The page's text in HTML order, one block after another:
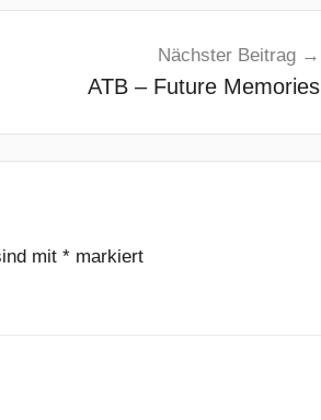
Nächster Beitrag
ATB – Future Memories
mit * markiert